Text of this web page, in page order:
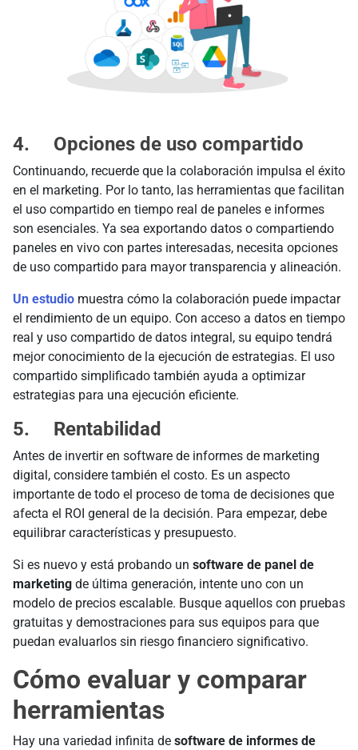
4. Opciones de uso compartido
Continuando, recuerde que la colaboración impulsa el éxito
en el marketing. Por lo tanto, las herramientas que facilitan
el uso compartido en tiempo real de paneles e informes
son esenciales. Ya sea exportando datos o compartiendo
paneles en vivo con partes interesadas, necesita opciones
de uso compartido para mayor transparencia y alineación.
Un estudio muestra cómo la colaboración puede impactar
el rendimiento de un equipo. Con acceso a datos en tiempo
real y uso compartido de datos integral, su equipo tendrá
mejor conocimiento de la ejecución de estrategias. El uso
compartido simplificado también ayuda a optimizar
estrategias para una ejecución eficiente.
5. Rentabilidad
Antes de invertir en software de informes de marketing
digital, considere también el costo. Es un aspecto
importante de todo el proceso de toma de decisiones que
afecta el ROI general de la decisión. Para empezar, debe
equilibrar características y presupuesto.
Si es nuevo y está probando un software de panel de
marketing de última generación, intente uno con un
modelo de precios escalable. Busque aquellos con pruebas
gratuitas y demostraciones para sus equipos para que
puedan evaluarlos sin riesgo financiero significativo.
Cómo evaluar y comparar
herramientas
Hay una variedad infinita de software de informes de